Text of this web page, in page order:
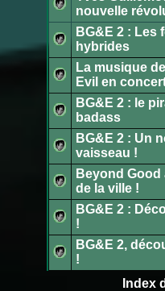
lu
Aucun
message
non
lu
nouvelle
Aucun
message
lu
BG&E 2 : Les
hybrides
Aucun
message
non
lu
La musique
Evil en
Aucun
message
non
lu
BG&E 2 : le
badass
Aucun
message
non
lu
BG&E 2 : Un
vaisseau !
Aucun
message
non
lu
Beyond Good
de la ville !
Aucun
message
non
lu
BG&E 2 :
!
Aucun
message
BG&E 2,
!
Index